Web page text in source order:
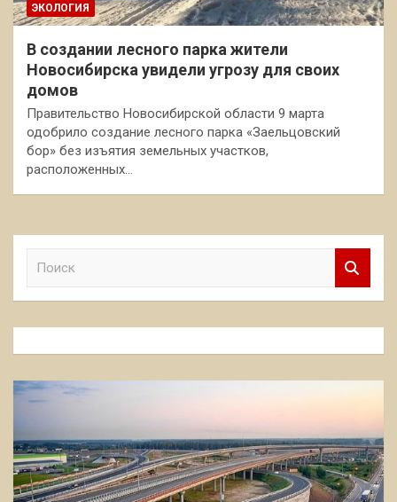
ЭКОЛОГИЯ
В создании лесного парка жители
Новосибирска увидели угрозу для своих
домов
Правительство Новосибирской области 9 марта
одобрило создание лесного парка «Заельцовский
бор» без изъятия земельных участков,
расположенных…
к